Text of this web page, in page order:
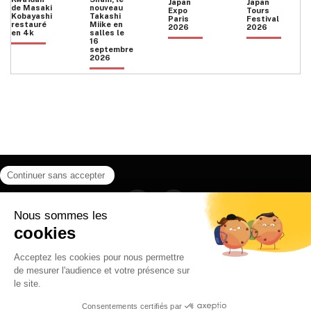
de Masaki
Kobayashi
restauré
en 4k
nouveau
Takashi
Miike en
salles le
16
septembre
2026
Expo
Paris
2026
Tours
Festival
2026
Instagram
CONTACT
POLITIQUE DE CONFIDENTIALITÉ
© 2026 Ilyfunet communication